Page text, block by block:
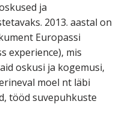
ja
2013. aastal on
Europassi
experience), mis
oskusi ja kogemusi,
moel nt läbi
tööd suvepuhkuste